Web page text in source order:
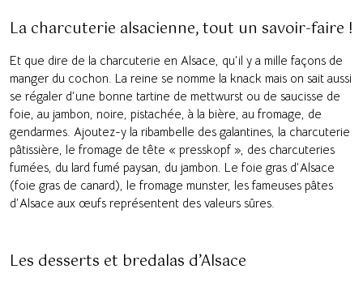
La charcuterie alsacienne, tout un savoir-faire !
Et que dire de la charcuterie en Alsace, qu’il y a mille façons de
manger du cochon. La reine se nomme la knack mais on sait aussi
se régaler d’une bonne tartine de mettwurst ou de saucisse de
foie, au jambon, noire, pistachée, à la bière, au fromage, de
gendarmes. Ajoutez-y la ribambelle des galantines, la charcuterie
pâtissière, le fromage de tête « presskopf », des charcuteries
fumées, du lard fumé paysan, du jambon. Le foie gras d’Alsace
(foie gras de canard), le fromage munster, les fameuses pâtes
d’Alsace aux œufs représentent des valeurs sûres.
Les desserts et bredalas d’Alsace